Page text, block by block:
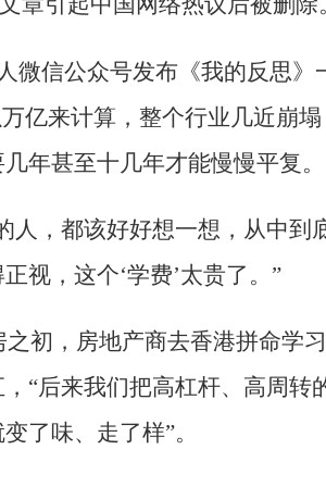
微信公众号发布《我的反思》
亿来计算，整个行业几近崩
年甚至十几年才能慢慢平复。
人，都该好好想一想，从中到
视，这个‘学费’太贵了。”
初，房地产商去香港拼命学
“后来我们把高杠杆、高周转
了味、走了样”。